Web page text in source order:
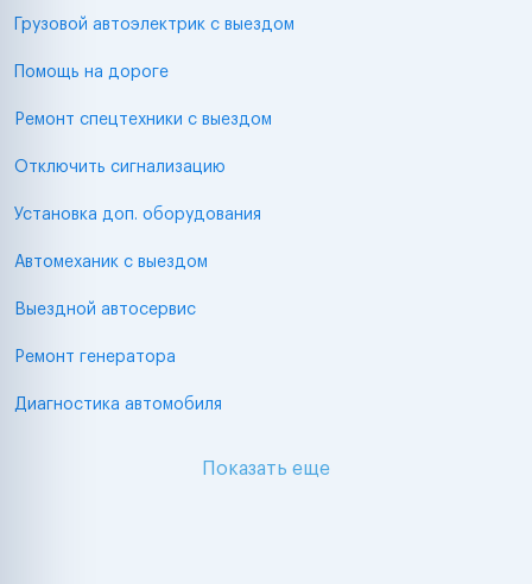
Грузовой автоэлектрик с выездом
Помощь на дороге
Ремонт спецтехники с выездом
Отключить сигнализацию
Установка доп. оборудования
Автомеханик с выездом
Выездной автосервис
Ремонт генератора
Диагностика автомобиля
Показать еще